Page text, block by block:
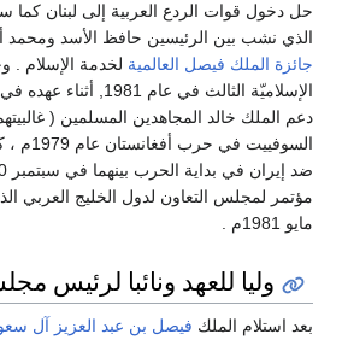
حل دخول قوات الردع العربية إلى لبنان
الذي نشب بين الرئيسين حافظ الأسد ومحمد
جائزة الملك فيصل العالمية لخدمة الإسلام .
الإسلاميّة الثالث في
دعم الملك خالد المجاهدين المسلمين (
السوفييت
مؤتمر لمجلس التعاون لدول الخليج العربي
مايو 1981م .
وليا للعهد ونائبا لرئيس
بعد استلام الملك فيصل بن عبد العزيز آل